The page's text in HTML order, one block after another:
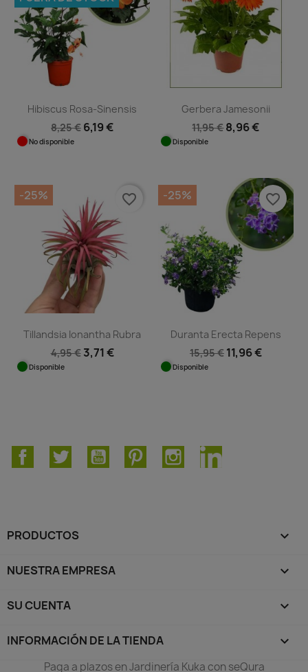
Hibiscus Rosa-Sinensis
8,25 € 6,19 €
No disponible
Gerbera Jamesonii
11,95 €8,96 €
Disponible
Tillandsia Ionantha Rubra
4,95 € 3,71 €
Disponible
-25% favorite_border
Duranta Erecta Repens
15,95 € 11,96 €
Disponible
-25% favorite_border
FacebookTwitter YouTube PinterestInstagramLinkedIn
PRODUCTOS 
NUESTRA EMPRESA 
SU CUENTA 
INFORMACIÓN DE LA TIENDA keyboard_arrow_down
Paga a plazos en Jardinería Kuka con seQura